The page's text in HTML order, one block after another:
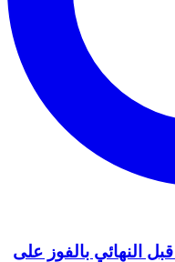
النهائي بالفوز على